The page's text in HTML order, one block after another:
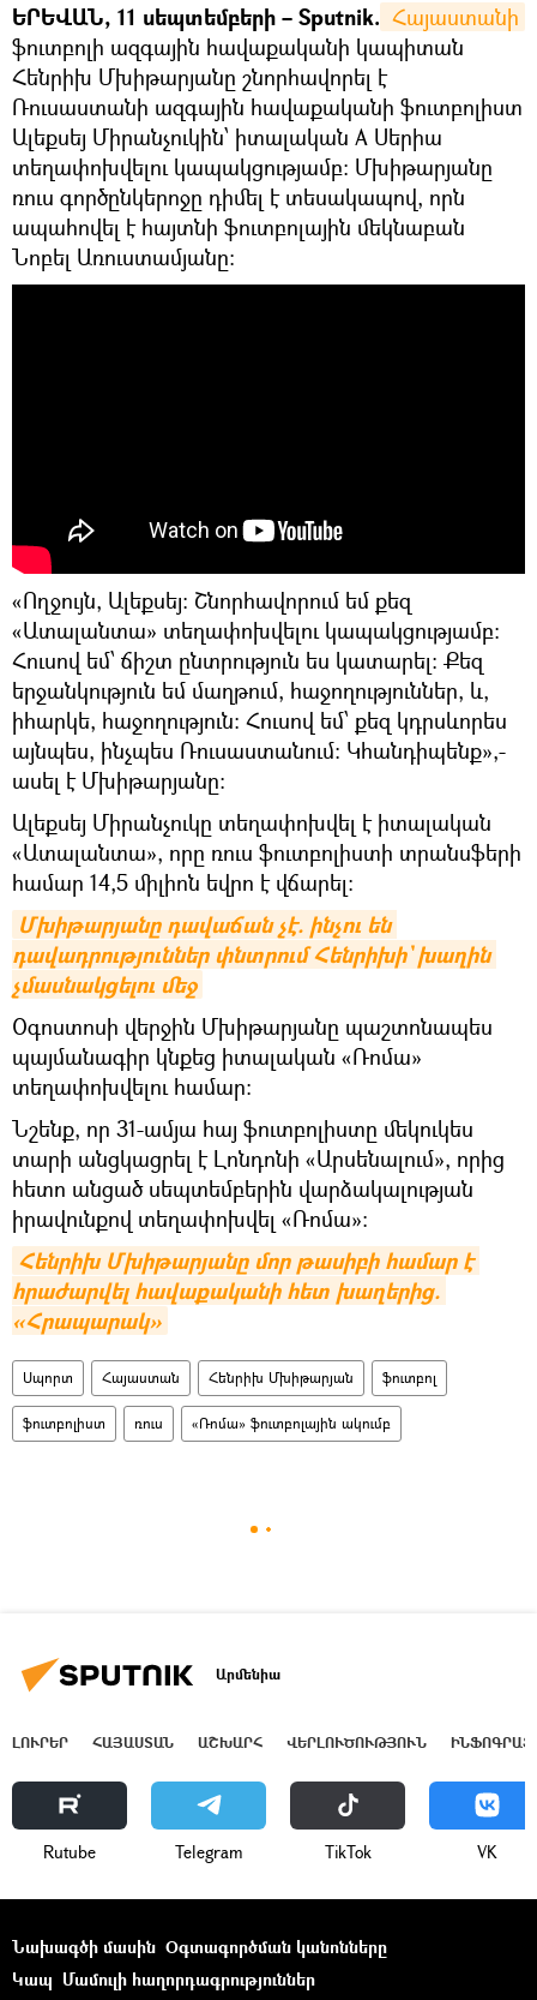
ԵՐԵՎԱՆ, 11 սեպտեմբերի – Sputnik. Հայաստանի
ֆուտբոլի ազգային հավաքականի կապիտան
Հենրիխ Մխիթարյանը շնորհավորել է
Ռուսաստանի ազգային հավաքականի ֆուտբոլիստ
Ալեքսեյ Միրանչուկին՝ իտալական A Սերիա
տեղափոխվելու կապակցությամբ: Մխիթարյանը
ռուս գործընկերոջը դիմել է տեսակապով, որն
ապահովել է հայտնի ֆուտբոլային մեկնաբան
Նոբել Առուստամյանը:
«Ողջույն, Ալեքսեյ։ Շնորհավորում եմ քեզ
«Ատալանտա» տեղափոխվելու կապակցությամբ։
Հուսով եմ՝ ճիշտ ընտրություն ես կատարել։ Քեզ
երջանկություն եմ մաղթում, հաջողություններ, և,
իհարկե, հաջողություն։ Հուսով եմ՝ քեզ կդրսևորես
այնպես, ինչպես Ռուսաստանում։ Կհանդիպենք»,-
ասել է Մխիթարյանը։
Ալեքսեյ Միրանչուկը տեղափոխվել է իտալական
«Ատալանտա», որը ռուս ֆուտբոլիստի տրանսֆերի
համար 14,5 միլիոն եվրո է վճարել։
Մխիթարյանը դավաճան չէ. ինչու են
դավադրություններ փնտրում Հենրիխի` խաղին
չմասնակցելու մեջ
Օգոստոսի վերջին Մխիթարյանը պաշտոնապես
պայմանագիր կնքեց իտալական «Ռոմա»
տեղափոխվելու համար:
Նշենք, որ 31-ամյա հայ ֆուտբոլիստը մեկուկես
տարի անցկացրել է Լոնդոնի «Արսենալում», որից
հետո անցած սեպտեմբերին վարձակալության
իրավունքով տեղափոխվել «Ռոմա»։
Հենրիխ Մխիթարյանը մոր թասիբի համար է
հրաժարվել հավաքականի հետ խաղերից.
«Հրապարակ»
Սպորտ Հայաստան Հենրիխ Մխիթարյան ֆուտբոլ
ֆուտբոլիստ ռուս «Ռոմա» ֆուտբոլային ակումբ
Արմենիա
ԼՈՒՐԵՐ ՀԱՅԱՍՏԱՆ ԱՇԽԱՐՀ ՎԵՐԼՈՒԾՈՒԹՅՈՒՆ
Rutube Telegram ТikТоk VK
Նախագծի մասին Օգտագործման կանոնները
Կապ Մամուլի հաղորդագրություններ